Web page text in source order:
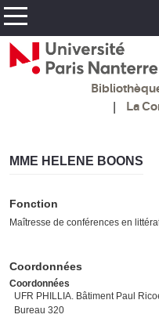
La
MME HELENE BOONS
Fonction
Maîtresse de conférences en
Coordonnées
Coordonnées
UFR PHILLIA. Bâtiment Paul
Bureau 320